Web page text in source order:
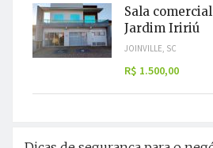
Sala
Jardim Iririú
JOINVILLE, SC
R$ 1.500,00